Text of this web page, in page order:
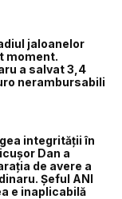
jaloanelor
moment.
a salvat 3,4
nerambursabili
integrității în
Dan a
de avere a
Șeful ANI
e inaplicabilă